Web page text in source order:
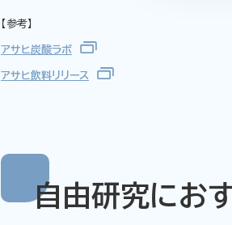
【参考】
アサヒ炭酸ラボ
アサヒ飲料リリース
自由研究にお